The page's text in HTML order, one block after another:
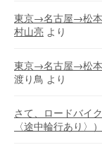
東京→名古屋→松本
村山亮 より
東京→名古屋→松本
渡り鳥 より
さて、ロードバイ
〈途中輪行あり〉）